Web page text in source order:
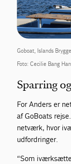
Goboat, Islands
Foto: Cecilie Bang
Sparring
For Anders er
af GoBoats
netværk, hvor
udfordringer.
“Som